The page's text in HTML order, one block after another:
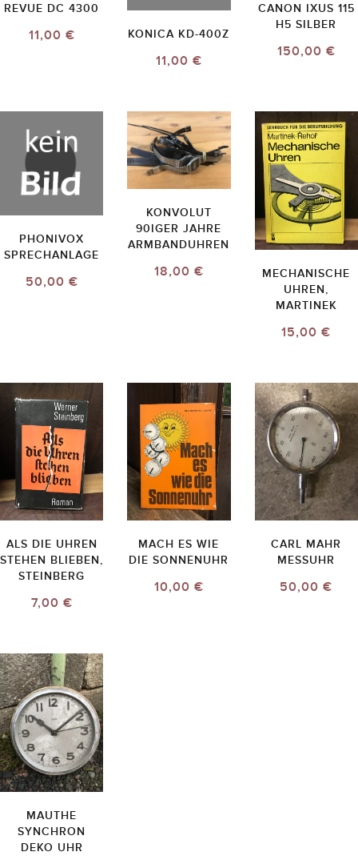
REVUE DC 4300
11,00 € KONICA KD-400Z
11,00 €
CANON IXUS 115
H5 SILBER
150,00 €
PHONIVOX
SPRECHANLAGE
50,00 €
KONVOLUT
90IGER JAHRE
ARMBANDUHREN
18,00 €
MECHANISCHE
UHREN,
MARTINEK
15,00 €
ALS DIE UHREN
STEHEN BLIEBEN,
STEINBERG
7,00 €
MACH ES WIE
DIE SONNENUHR
10,00 €
CARL MAHR
MESSUHR
50,00 €
MAUTHE
SYNCHRON
DEKO UHR